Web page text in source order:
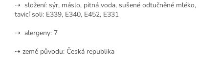
⇢ složení: sýr, máslo, pitná voda, sušené odtučněné mléko,
tavicí soli: E339, E340, E452, E331
⇢ alergeny: 7
⇢ země původu: Česká republika